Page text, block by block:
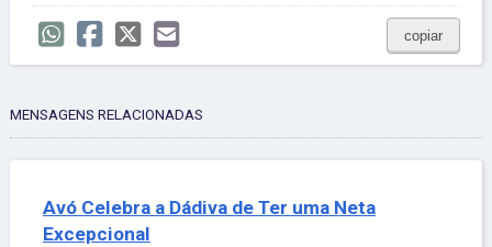
copiar
MENSAGENS RELACIONADAS
Avó Celebra a Dádiva de Ter uma Neta
Excepcional